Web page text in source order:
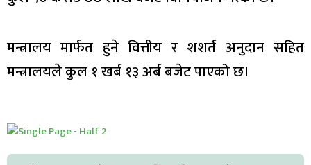
मन्त्रालय मार्फत हुने वित्तीय र शशर्त अनुदान सहित
मन्त्रालयले कुल १ खर्ब १३ अर्ब बजेट पाएको छ।